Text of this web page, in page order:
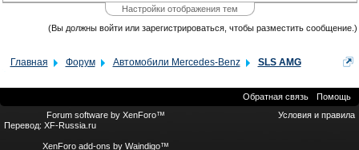
Настройки отображения тем
(Вы должны войти или зарегистрироваться, чтобы разместить сообщение.)
Главная Форум Автомобили Mercedes-Benz SLS AMG
Обратная связь
Помощь
Условия и правила
Forum software by XenForo™
Перевод: XF-Russia.ru
XenForo add-ons by Waindigo™